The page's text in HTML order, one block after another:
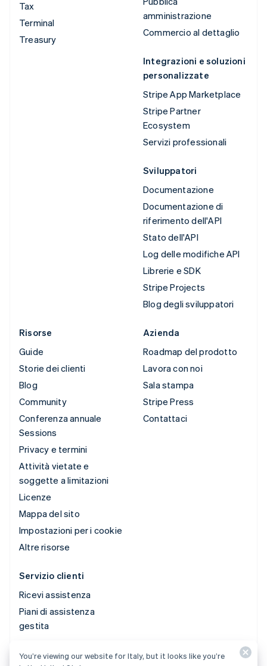
Tax
Terminal
Treasury
amministrazione
Commercio al dettaglio
Integrazioni e soluzioni
personalizzate
Stripe App Marketplace
Stripe Partner
Ecosystem
Servizi professionali
Sviluppatori
Documentazione
Documentazione di
riferimento dell'API
Stato dell'API
Log delle modifiche API
Librerie e SDK
Stripe Projects
Blog degli sviluppatori
Risorse
Guide
Storie dei clienti
Blog
Community
Conferenza annuale
Sessions
Privacy e termini
Attività vietate e
soggette a limitazioni
Licenze
Mappa del sito
Impostazioni per i cookie
Altre risorse
Azienda
Roadmap del prodotto
Lavora con noi
Sala stampa
Stripe Press
Contattaci
Servizio clienti
Ricevi assistenza
Piani di assistenza
gestita
© 2026 Stripe, LLC
You’re viewing our website for Italy, but it looks like you’re